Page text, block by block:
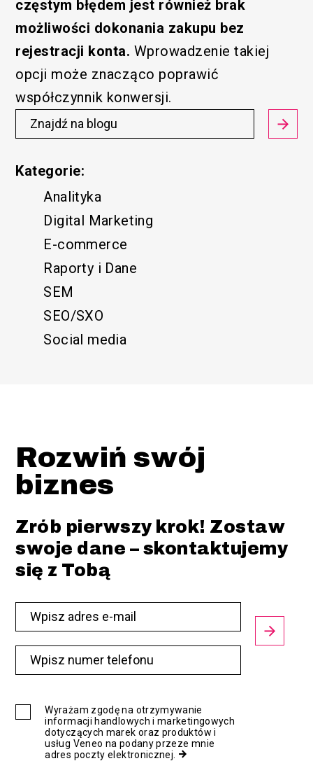
częstym błędem jest również brak
możliwości dokonania zakupu bez
rejestracji konta. Wprowadzenie takiej
opcji może znacząco poprawić
współczynnik konwersji.
Kategorie:
Analityka
Digital Marketing
E-commerce
Raporty i Dane
SEM
SEO/SXO
Social media
Rozwiń swój
biznes
Zrób pierwszy krok! Zostaw
swoje dane – skontaktujemy
się z Tobą
Wyrażam zgodę na otrzymywanie
informacji handlowych i marketingowych
dotyczących marek oraz produktów i
usług Veneo na podany przeze mnie
adres poczty elektronicznej.